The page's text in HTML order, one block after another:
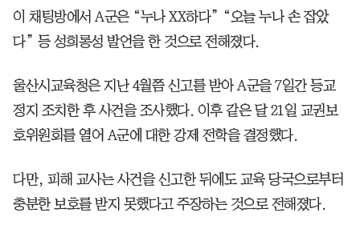
이 채팅방에서 A군은 “누나 XX하다” “오늘 누나 손 잡았
다” 등 성희롱성 발언을 한 것으로 전해졌다.
울산시교육청은 지난 4월쯤 신고를 받아 A군을 7일간 등교
정지 조치한 후 사건을 조사했다. 이후 같은 달 21일 교권보
호위원회를 열어 A군에 대한 강제 전학을 결정했다.
다만, 피해 교사는 사건을 신고한 뒤에도 교육 당국으로부터
충분한 보호를 받지 못했다고 주장하는 것으로 전해졌다.